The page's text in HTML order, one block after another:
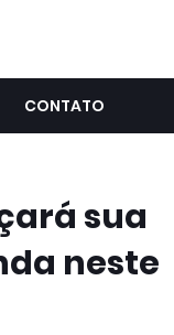
CONTATO
sua
neste